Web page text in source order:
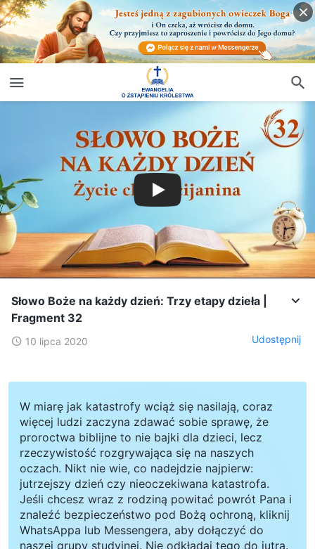
Słowo Boże na każdy dzień: Trzy etapy dzieła |
Fragment 32
10 lipca 2020 Udostępnij
W miarę jak katastrofy wciąż się nasilają, coraz
więcej ludzi zaczyna zdawać sobie sprawę, że
proroctwa biblijne to nie bajki dla dzieci, lecz
rzeczywistość rozgrywająca się na naszych
oczach. Nikt nie wie, co nadejdzie najpierw:
jutrzejszy dzień czy nieoczekiwana katastrofa.
Jeśli chcesz wraz z rodziną powitać powrót Pana i
znaleźć bezpieczeństwo pod Bożą ochroną, kliknij
WhatsAppa lub Messengera, aby dołączyć do
naszej grupy studyjnej. Nie odkładaj tego do jutra.